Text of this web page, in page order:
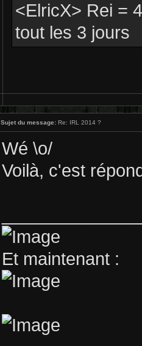
<ElricX> Rei =
tout les 3 jours
Sujet du message: Re: IRL 2014 ?
Wé \o/
Voilà, c'est
Et maintenant :